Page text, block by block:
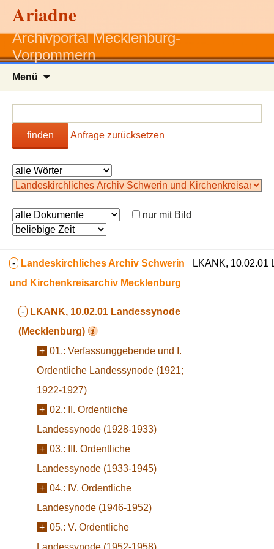
Ariadne
Archivportal Mecklenburg-
Vorpommern
Menü
finden Anfrage zurücksetzen
nur mit Bild
- Landeskirchliches Archiv Schwerin
und Kirchenkreisarchiv Mecklenburg
- LKANK, 10.02.01 Landessynode
(Mecklenburg)
+ 01.: Verfassunggebende und I.
Ordentliche Landessynode (1921;
1922-1927)
+ 02.:
II. Ordentliche
Landessynode (1928-1933)
+ 03.:
III. Ordentliche
Landessynode (1933-1945)
+ 04.: IV. Ordentliche
Landesynode (1946-1952)
+ 05.: V. Ordentliche
Landessynode (1952-1958)
LKANK, 10.02.01